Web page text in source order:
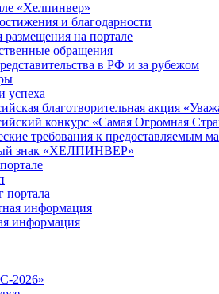
«Хелпинвер»
и благодарности
размещения на портале
обращения
в РФ и за рубежом
успеха
благотворительная акция
конкурс «Самая Огромная
требования к предоставляемым
знак «ХЕЛПИНВЕР»
портала
информация
информация
2026»